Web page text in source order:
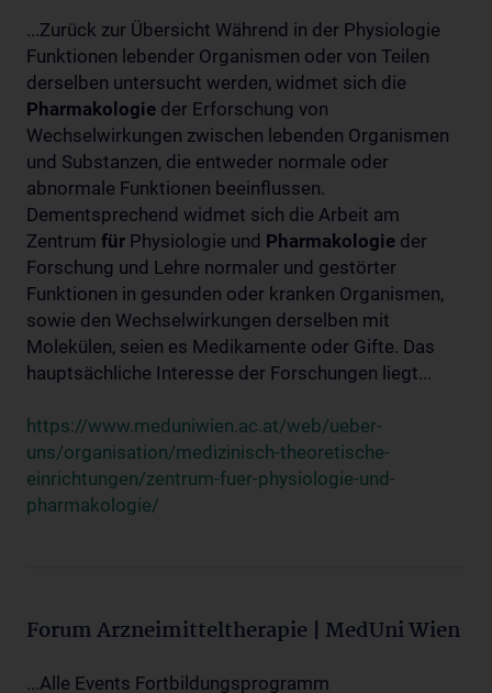
...Zurück zur Übersicht Während in der Physiologie
Funktionen lebender Organismen oder von Teilen
derselben untersucht werden, widmet sich die
Pharmakologie der Erforschung von
Wechselwirkungen zwischen lebenden Organismen
und Substanzen, die entweder normale oder
abnormale Funktionen beeinflussen.
Dementsprechend widmet sich die Arbeit am
Zentrum für Physiologie und Pharmakologie der
Forschung und Lehre normaler und gestörter
Funktionen in gesunden oder kranken Organismen,
sowie den Wechselwirkungen derselben mit
Molekülen, seien es Medikamente oder Gifte. Das
hauptsächliche Interesse der Forschungen liegt...
https://www.meduniwien.ac.at/web/ueber-
uns/organisation/medizinisch-theoretische-
einrichtungen/zentrum-fuer-physiologie-und-
pharmakologie/
Forum Arzneimitteltherapie | MedUni Wien
...Alle Events Fortbildungsprogramm